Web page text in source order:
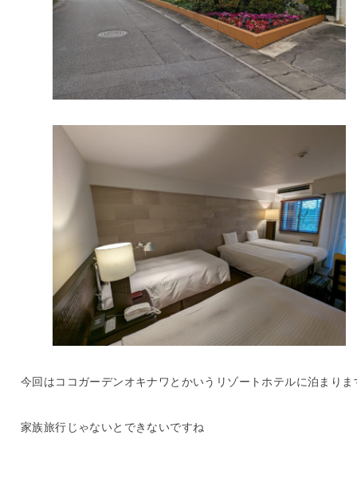
今回はココガーデンオキナワとかいうリゾートホテルに泊まりま
家族旅行じゃないとできないですね